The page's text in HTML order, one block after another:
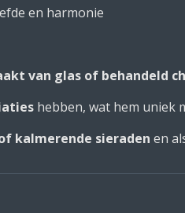
en harmonie
van glas of behandeld
hebben, wat hem uniek
kalmerende sieraden en